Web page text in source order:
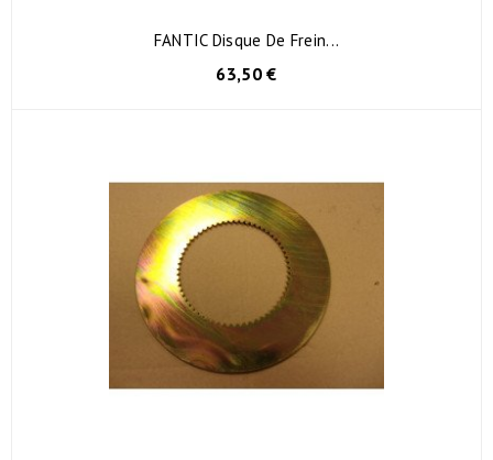
FANTIC Disque De Frein...
63,50 €